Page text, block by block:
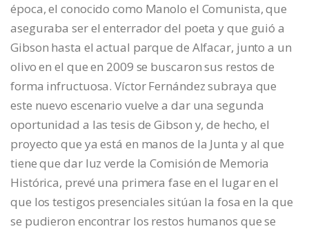
época, el conocido como Manolo el Comunista, que
aseguraba ser el enterrador del poeta y que guió a
Gibson hasta el actual parque de Alfacar, junto a un
olivo en el que en 2009 se buscaron sus restos de
forma infructuosa. Víctor Fernández subraya que
este nuevo escenario vuelve a dar una segunda
oportunidad a las tesis de Gibson y, de hecho, el
proyecto que ya está en manos de la Junta y al que
tiene que dar luz verde la Comisión de Memoria
Histórica, prevé una primera fase en el lugar en el
que los testigos presenciales sitúan la fosa en la que
se pudieron encontrar los restos humanos que se